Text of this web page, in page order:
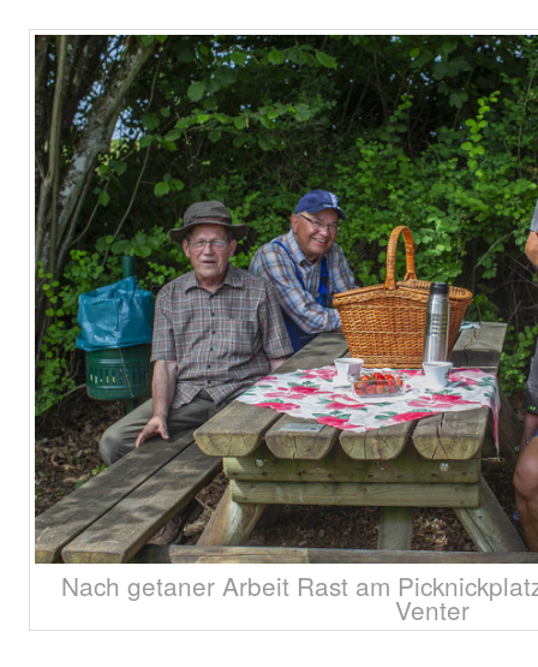
Nach getaner Arbeit Rast am
Venter